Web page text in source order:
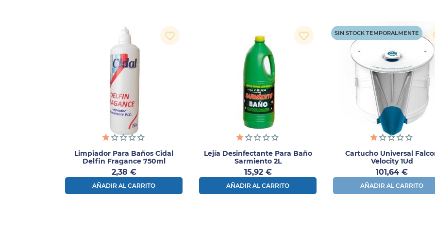
Limpiador Para Baños Cidal
Delfin Fragance 750ml
Precio
2,38 €
AÑADIR AL CARRITO
favorite_border
Lejía Desinfectante Para Baño
Sarmiento 2L
Precio
15,92 €
AÑADIR AL CARRITO
favorite_border
Cartucho Universal
Velocity 1Ud
Precio
101,64 €
AÑADIR AL CARRITO
SIN STOCK TEMPORALMENTE